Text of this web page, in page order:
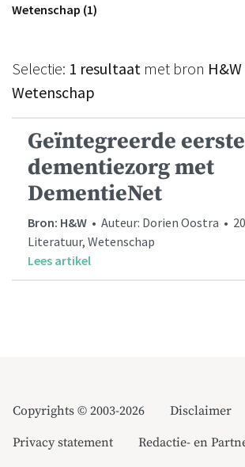
Wetenschap (1)
Selectie: 1 resultaat met bron H&W
Wetenschap
Geïntegreerde
dementiezorg met
DementieNet
Bron: H&W • Auteur: Dorien Oostra •
Literatuur, Wetenschap
Lees artikel
Copyrights © 2003-2026
Disclaimer
Privacy statement
Redactie- en